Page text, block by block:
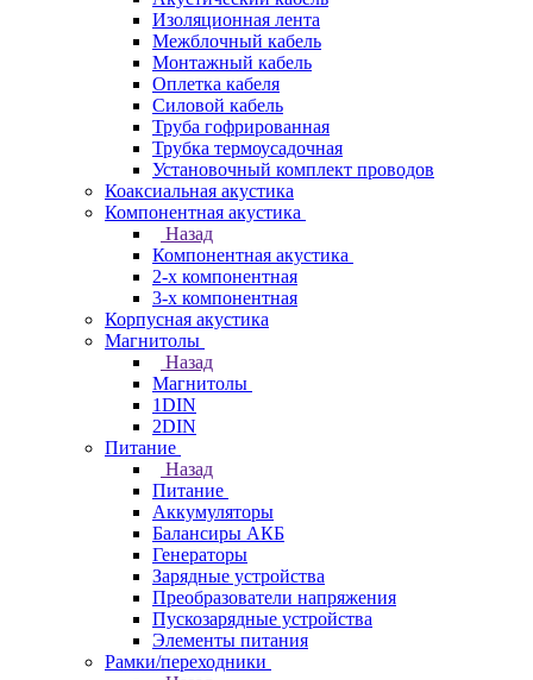
Изоляционная лента
Межблочный кабель
Монтажный кабель
Оплетка кабеля
Силовой кабель
Труба гофрированная
Трубка термоусадочная
Установочный комплект проводов
Коаксиальная акустика
Компонентная акустика
Назад
Компонентная акустика
2-х компонентная
3-х компонентная
Корпусная акустика
Магнитолы
Назад
Магнитолы
1DIN
2DIN
Питание
Назад
Питание
Аккумуляторы
Балансиры АКБ
Генераторы
Зарядные устройства
Преобразователи напряжения
Пускозарядные устройства
Элементы питания
Рамки/переходники